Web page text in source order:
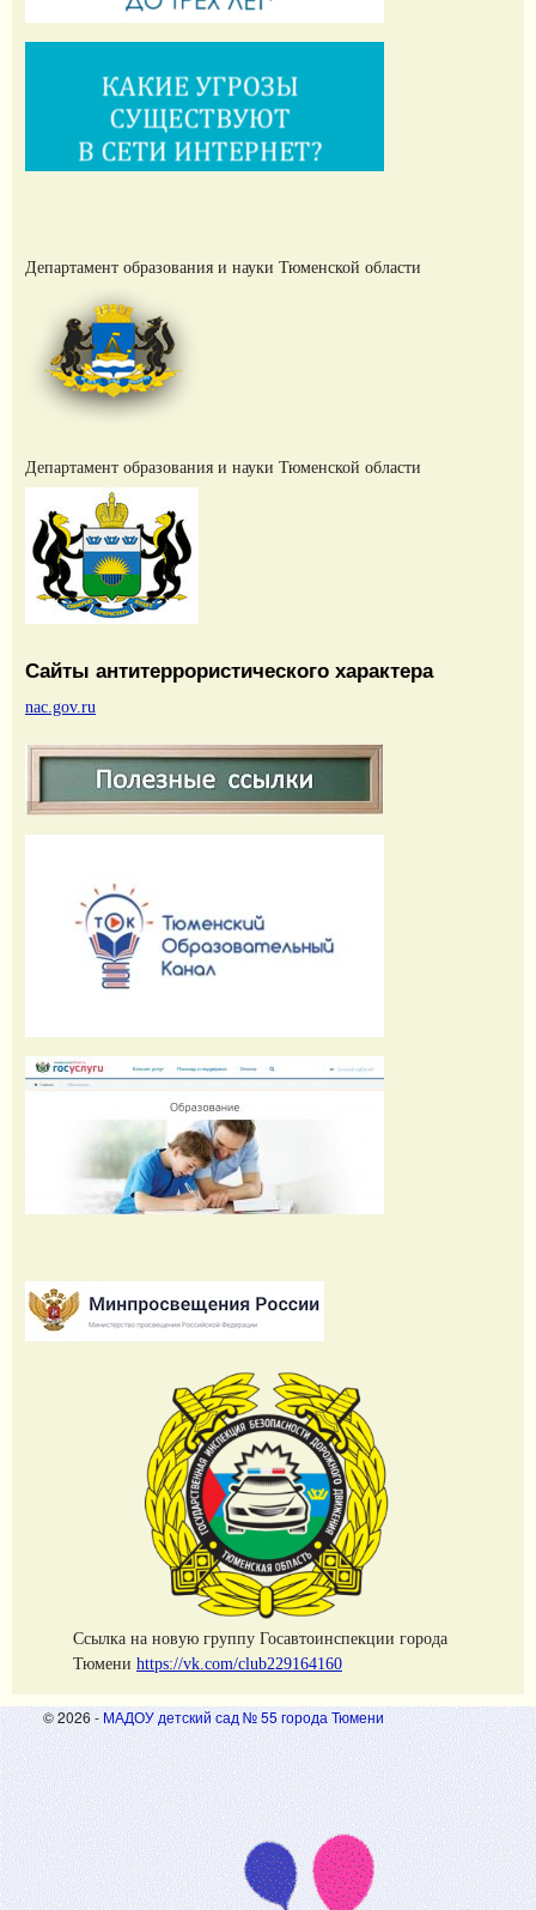
Департамент образования и науки Тюменской области
Департамент образования и науки Тюменской области
Сайты антитеррористического характера
nac.gov.ru
Cсылка на новую группу Госавтоинспекции города
Тюмени https://vk.com/club229164160
© 2026 -МАДОУ детский сад № 55 города Тюмени